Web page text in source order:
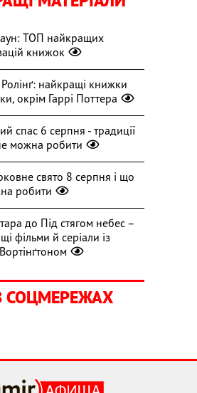
ТОП найкращих
книжок
найкращі книжки
окрім Гаррі Поттера
спас 6 серпня - традиції
можна робити
свято 8 серпня і що
робити
до Під стягом небес –
фільми й серіали із
СОЦМЕРЕЖАХ